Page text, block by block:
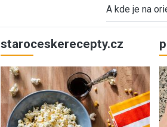
A kde je na
staroceskerecepty.cz